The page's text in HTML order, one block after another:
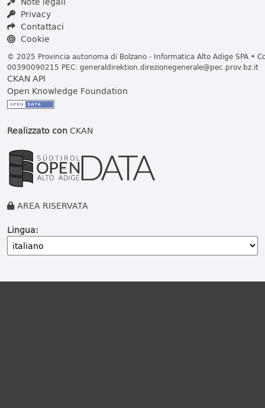
Privacy
Contattaci
Cookie
© 2025 Provincia autonoma di Bolzano - Informatica Alto Adige SPA •
00390090215 PEC: generaldirektion.direzionegenerale@pec.prov.bz.it
CKAN API
Open Knowledge Foundation
Realizzato conCKAN
AREA RISERVATA
Lingua